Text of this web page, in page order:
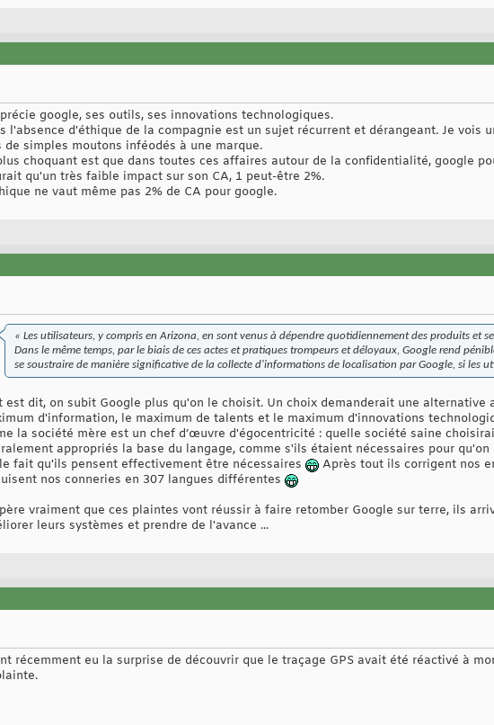
google, ses outils, ses innovations technologiques.
l'absence d'éthique de la compagnie est un sujet récurrent et dérangeant. Je vois
de simples moutons inféodés à une marque.
choquant est que dans toutes ces affaires autour de la confidentialité, google
qu'un très faible impact sur son CA, 1 peut-être 2%.
ne vaut même pas 2% de CA pour google.
« Les utilisateurs, y compris en Arizona, en sont venus à dépendre quotidiennement des produits et
Dans le même temps, par le biais de ces actes et pratiques trompeurs et déloyaux, Google rend
se soustraire de manière significative de la collecte d'informations de localisation par Google, si les
est dit, on subit Google plus qu'on le choisit. Un choix demanderait une
d'information, le maximum de talents et le maximum d'innovations
la société mère est un chef d’œuvre d'égocentricité : quelle société saine
appropriés la base du langage, comme s'ils étaient nécessaires pour
fait qu'ils pensent effectivement être nécessaires
Après tout ils corrigent nos
nos conneries en 307 langues différentes
vraiment que ces plaintes vont réussir à faire retomber Google sur terre, ils
leurs systèmes et prendre de l'avance ...
récemment eu la surprise de découvrir que le traçage GPS avait été réactivé à